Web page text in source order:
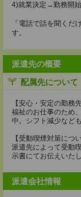
4)就業決定→勤務開始
「電話で話を聞くだ
す。
派遣先の概要
配属先について
【安心・安定の勤務先
福祉のお仕事のため
中。シフト減少など
【受動喫煙対策につい
派遣先によって受動
示書にてお伝えいた
派遣会社情報